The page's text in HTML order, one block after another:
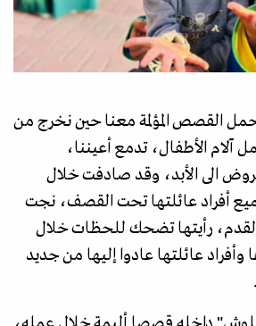
القصص المؤلمة معنا حين نخرج من
آلام الأطفال، تدمع أعيننا،
الى الأبد، وقد صادفت خلال
أفراد عائلتها تحت القصف، نجت
رأيتها تضحك للحظات خلال
عائلتها عادوا إليها من جديد